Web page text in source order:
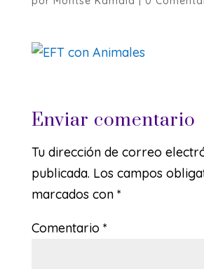
Enviar comentario
Tu dirección de correo
publicada. Los campos
marcados con *
Comentario *